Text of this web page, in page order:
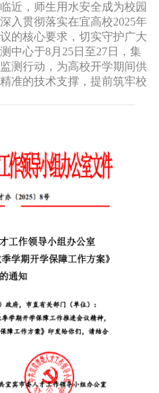
近，师生用水安全成为校园
入贯彻落实在宜高校2025年
的核心要求，切实守护广大
中心于8月25日至27日，集
测行动，为高校开学期间供
准的技术支撑，提前筑牢校